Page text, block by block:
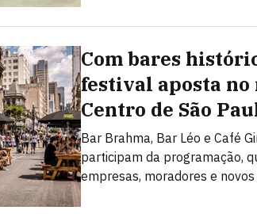
Com bares
festival aposta no
Centro de São
Bar Brahma, Bar Léo e Café
participam da programação,
empresas, moradores e